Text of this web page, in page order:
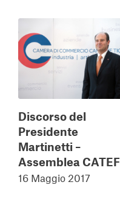
Discorso del
Presidente
Martinetti –
Assemblea CATEF
16 Maggio 2017